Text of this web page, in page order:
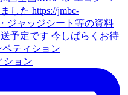
ション